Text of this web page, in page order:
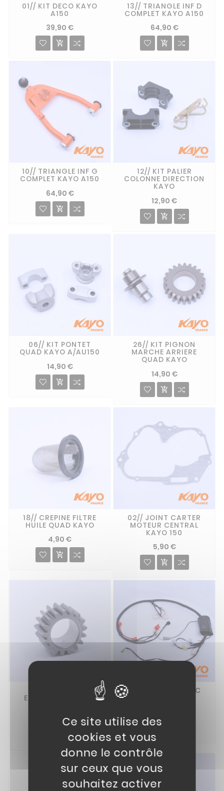
01// KIT DECO KAYO
A150
39,90 €

13// TRIANGLE INF D
COMPLET KAYO A150
64,90 €

10// TRIANGLE INF G
COMPLET KAYO A150
64,90 €

12// KIT PALIER
COLONNE DIRECTION
KAYO
12,90 €

06// KIT PONTET
QUAD KAYO A/AU150
14,90 €

26// KIT PIGNON
MARCHE ARRIERE
QUAD KAYO
14,90 €

18// CREPINE FILTRE
HUILE QUAD KAYO
4,90 €

02// JOINT CARTER
MOTEUR CENTRAL
KAYO 150
5,90 €

EMBRAYAGE QUAD
9,90 €
01// FAISCEAU ELEC

Ce site utilise des
cookies et vous
donne le contrôle
sur ceux que vous
souhaitez activer